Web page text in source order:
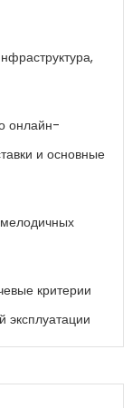
онлайн-
и основные
мелодичных
критерии